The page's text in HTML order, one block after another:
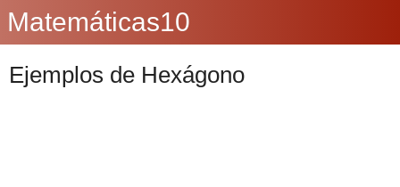
Matemáticas10
Ejemplos de Hexágono